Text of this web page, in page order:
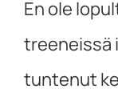
En ole
treeneissä
tuntenut